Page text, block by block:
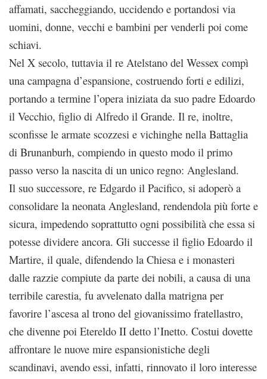
affamati, saccheggiando, uccidendo e portandosi via
uomini, donne, vecchi e bambini per venderli poi come
schiavi.
Nel X secolo, tuttavia il re Atelstano del Wessex compì
una campagna d’espansione, costruendo forti e edilizi,
portando a termine l’opera iniziata da suo padre Edoardo
il Vecchio, figlio di Alfredo il Grande. Il re, inoltre,
sconfisse le armate scozzesi e vichinghe nella Battaglia
di Brunanburh, compiendo in questo modo il primo
passo verso la nascita di un unico regno: Anglesland.
Il suo successore, re Edgardo il Pacifico, si adoperò a
consolidare la neonata Anglesland, rendendola più forte e
sicura, impedendo soprattutto ogni possibilità che essa si
potesse dividere ancora. Gli successe il figlio Edoardo il
Martire, il quale, difendendo la Chiesa e i monasteri
dalle razzie compiute da parte dei nobili, a causa di una
terribile carestia, fu avvelenato dalla matrigna per
favorire l’ascesa al trono del giovanissimo fratellastro,
che divenne poi Etereldo II detto l’Inetto. Costui dovette
affrontare le nuove mire espansionistiche degli
scandinavi, avendo essi, infatti, rinnovato il loro interesse